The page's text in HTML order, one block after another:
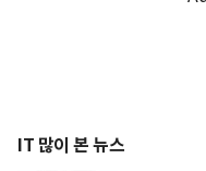
IT 많이 본 뉴스